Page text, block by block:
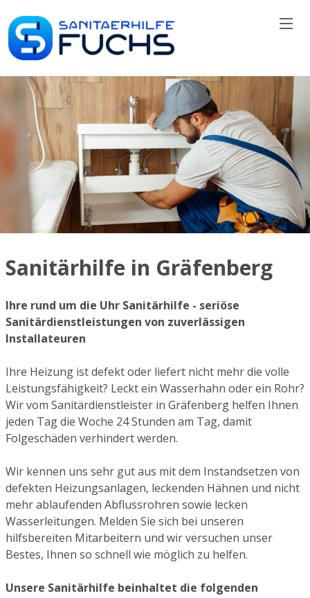
Sanitärhilfe in Gräfenberg
Ihre rund um die Uhr Sanitärhilfe - seriöse
Sanitärdienstleistungen von zuverlässigen
Installateuren
Ihre Heizung ist defekt oder liefert nicht mehr die volle
Leistungsfähigkeit? Leckt ein Wasserhahn oder ein Rohr?
Wir vom Sanitärdienstleister in Gräfenberg helfen Ihnen
jeden Tag die Woche 24 Stunden am Tag, damit
Folgeschäden verhindert werden.
Wir kennen uns sehr gut aus mit dem Instandsetzen von
defekten Heizungsanlagen, leckenden Hähnen und nicht
mehr ablaufenden Abflussrohren sowie lecken
Wasserleitungen. Melden Sie sich bei unseren
hilfsbereiten Mitarbeitern und wir versuchen unser
Bestes, Ihnen so schnell wie möglich zu helfen.
Unsere Sanitärhilfe beinhaltet die folgenden